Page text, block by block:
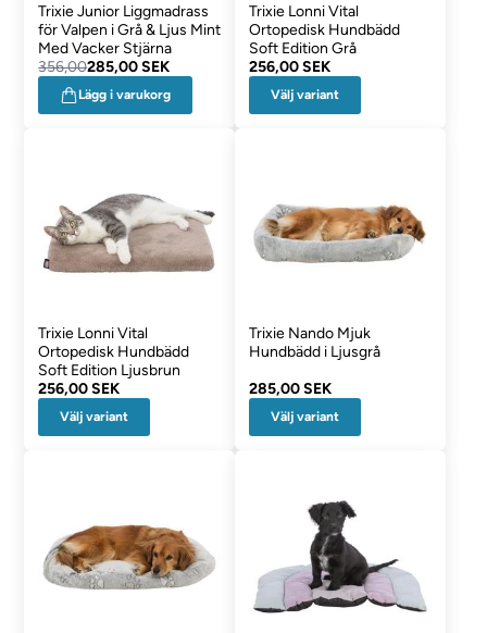
Trixie Junior Liggmadrass
för Valpen i Grå & Ljus Mint
Med Vacker Stjärna
356,00285,00 SEK
Lägg i varukorg
Trixie Lonni Vital
Ortopedisk Hundbädd
Soft Edition Grå
256,00 SEK
Välj variant
Trixie Lonni Vital
Ortopedisk Hundbädd
Soft Edition Ljusbrun
256,00 SEK
Välj variant
Trixie Nando Mjuk
Hundbädd i Ljusgrå
285,00 SEK
Välj variant